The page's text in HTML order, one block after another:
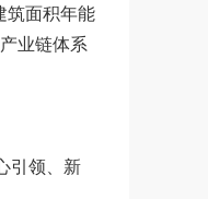
筑面积年能
业链体系
引领、新